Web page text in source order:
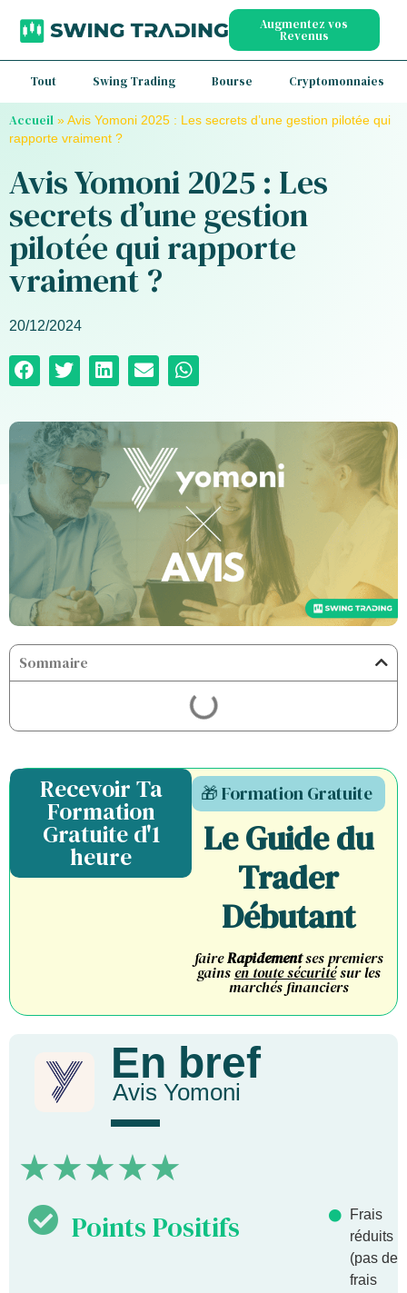
Augmentez vos
Revenus
Tout Swing Trading Bourse Cryptomonnaies
Accueil » Avis Yomoni 2025 : Les secrets d’une gestion pilotée qui
rapporte vraiment ?
Avis Yomoni 2025 : Les
secrets d’une gestion
pilotée qui rapporte
vraiment ?
20/12/2024
Sommaire
Recevoir Ta
Formation
Gratuite d'1
heure
🎁 Formation Gratuite
Le Guide du
Trader
Débutant
faireRapidementses premiers
gainsen toute sécuritésur les
marchés financiers
En bref
Avis Yomoni
★★★★★
Points Positifs
Frais
réduits
(pas de
frais